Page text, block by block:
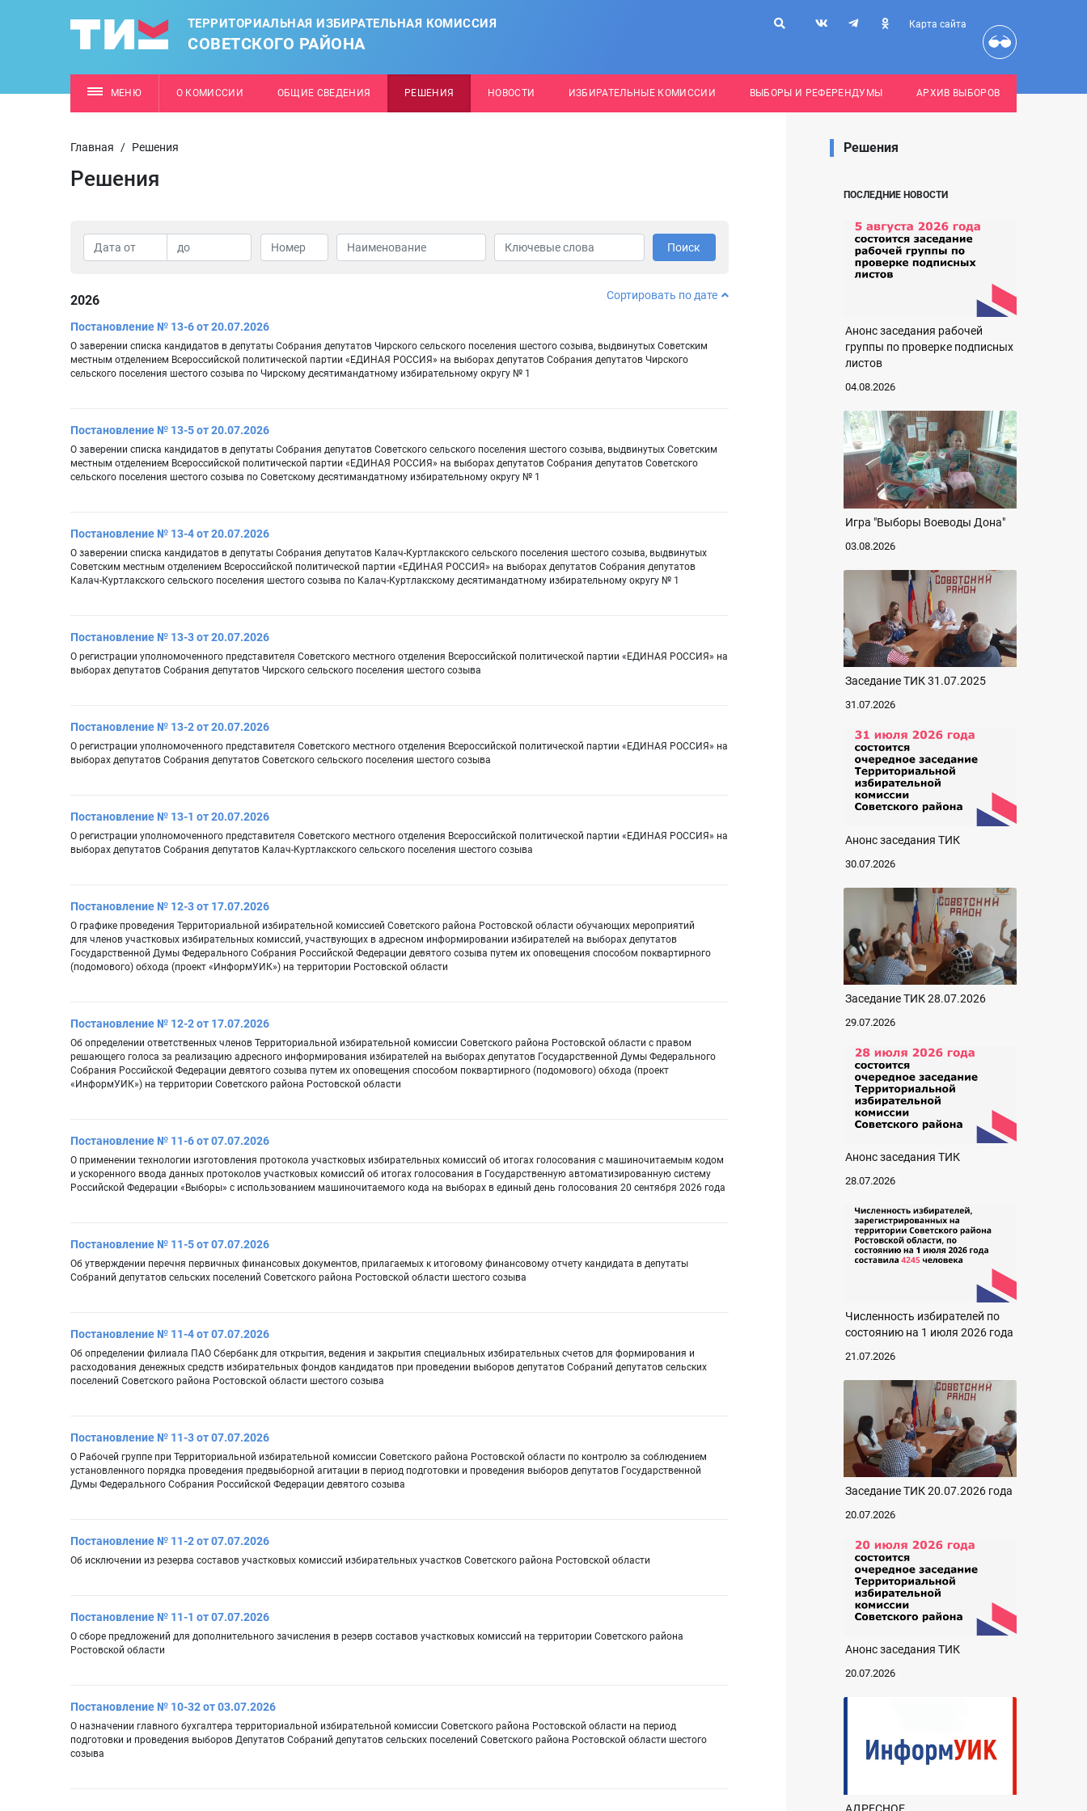
ТЕРРИТОРИАЛЬНАЯ ИЗБИРАТЕЛЬНАЯ КОМИССИЯ
СОВЕТСКОГО РАЙОНА
Карта сайта
МЕНЮ О КОМИССИИ ОБЩИЕ СВЕДЕНИЯ РЕШЕНИЯ НОВОСТИ ИЗБИРАТЕЛЬНЫЕ КОМИССИИ ВЫБОРЫ И РЕФЕРЕНДУМЫ АРХИВ ВЫБОРОВ
Главная / Решения
Решения
Поиск
2026 Сортировать по дате
Постановление № 13-6 от 20.07.2026
О заверении списка кандидатов в депутаты Собрания депутатов Чирского сельского поселения шестого созыва, выдвинутых Советским
местным отделением Всероссийской политической партии «ЕДИНАЯ РОССИЯ» на выборах депутатов Собрания депутатов Чирского
сельского поселения шестого созыва по Чирскому десятимандатному избирательному округу № 1
Постановление № 13-5 от 20.07.2026
О заверении списка кандидатов в депутаты Собрания депутатов Советского сельского поселения шестого созыва, выдвинутых Советским
местным отделением Всероссийской политической партии «ЕДИНАЯ РОССИЯ» на выборах депутатов Собрания депутатов Советского
сельского поселения шестого созыва по Советскому десятимандатному избирательному округу № 1
Постановление № 13-4 от 20.07.2026
О заверении списка кандидатов в депутаты Собрания депутатов Калач-Куртлакского сельского поселения шестого созыва, выдвинутых
Советским местным отделением Всероссийской политической партии «ЕДИНАЯ РОССИЯ» на выборах депутатов Собрания депутатов
Калач-Куртлакского сельского поселения шестого созыва по Калач-Куртлакскому десятимандатному избирательному округу № 1
Постановление № 13-3 от 20.07.2026
О регистрации уполномоченного представителя Советского местного отделения Всероссийской политической партии «ЕДИНАЯ РОССИЯ» на
выборах депутатов Собрания депутатов Чирского сельского поселения шестого созыва
Постановление № 13-2 от 20.07.2026
О регистрации уполномоченного представителя Советского местного отделения Всероссийской политической партии «ЕДИНАЯ РОССИЯ» на
выборах депутатов Собрания депутатов Советского сельского поселения шестого созыва
Постановление № 13-1 от 20.07.2026
О регистрации уполномоченного представителя Советского местного отделения Всероссийской политической партии «ЕДИНАЯ РОССИЯ» на
выборах депутатов Собрания депутатов Калач-Куртлакского сельского поселения шестого созыва
Постановление № 12-3 от 17.07.2026
О графике проведения Территориальной избирательной комиссией Советского района Ростовской области обучающих мероприятий
для членов участковых избирательных комиссий, участвующих в адресном информировании избирателей на выборах депутатов
Государственной Думы Федерального Собрания Российской Федерации девятого созыва путем их оповещения способом поквартирного
(подомового) обхода (проект «ИнформУИК») на территории Ростовской области
Постановление № 12-2 от 17.07.2026
Об определении ответственных членов Территориальной избирательной комиссии Советского района Ростовской области с правом
решающего голоса за реализацию адресного информирования избирателей на выборах депутатов Государственной Думы Федерального
Собрания Российской Федерации девятого созыва путем их оповещения способом поквартирного (подомового) обхода (проект
«ИнформУИК») на территории Советского района Ростовской области
Постановление № 11-6 от 07.07.2026
О применении технологии изготовления протокола участковых избирательных комиссий об итогах голосования с машиночитаемым кодом
и ускоренного ввода данных протоколов участковых комиссий об итогах голосования в Государственную автоматизированную систему
Российской Федерации «Выборы» с использованием машиночитаемого кода на выборах в единый день голосования 20 сентября 2026 года
Постановление № 11-5 от 07.07.2026
Об утверждении перечня первичных финансовых документов, прилагаемых к итоговому финансовому отчету кандидата в депутаты
Собраний депутатов сельских поселений Советского района Ростовской области шестого созыва
Постановление № 11-4 от 07.07.2026
Об определении филиала ПАО Сбербанк для открытия, ведения и закрытия специальных избирательных счетов для формирования и
расходования денежных средств избирательных фондов кандидатов при проведении выборов депутатов Собраний депутатов сельских
поселений Советского района Ростовской области шестого созыва
Постановление № 11-3 от 07.07.2026
О Рабочей группе при Территориальной избирательной комиссии Советского района Ростовской области по контролю за соблюдением
установленного порядка проведения предвыборной агитации в период подготовки и проведения выборов депутатов Государственной
Думы Федерального Собрания Российской Федерации девятого созыва
Постановление № 11-2 от 07.07.2026
Об исключении из резерва составов участковых комиссий избирательных участков Советского района Ростовской области
Постановление № 11-1 от 07.07.2026
О сборе предложений для дополнительного зачисления в резерв составов участковых комиссий на территории Советского района
Ростовской области
Постановление № 10-32 от 03.07.2026
О назначении главного бухгалтера территориальной избирательной комиссии Советского района Ростовской области на период
подготовки и проведения выборов Депутатов Собраний депутатов сельских поселений Советского района Ростовской области шестого
созыва
Решения
ПОСЛЕДНИЕ НОВОСТИ
Анонс заседания рабочей
группы по проверке подписных
листов
04.08.2026
Игра "Выборы Воеводы Дона"
03.08.2026
Заседание ТИК 31.07.2025
31.07.2026
Анонс заседания ТИК
30.07.2026
Заседание ТИК 28.07.2026
29.07.2026
Анонс заседания ТИК
28.07.2026
Численность избирателей по
состоянию на 1 июля 2026 года
21.07.2026
Заседание ТИК 20.07.2026 года
20.07.2026
Анонс заседания ТИК
20.07.2026
АДРЕСНОЕ